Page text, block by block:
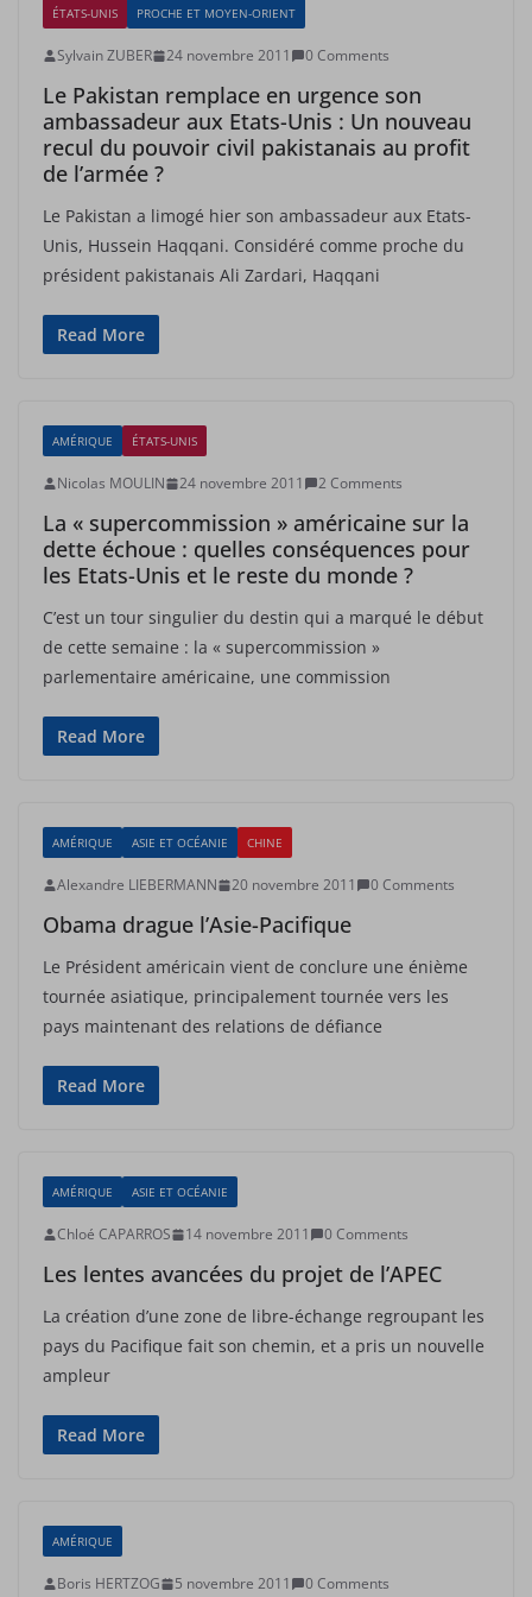
ÉTATS-UNIS
PROCHE ET MOYEN-ORIENT
Sylvain ZUBER 24 novembre 2011 0 Comments
Le Pakistan remplace en urgence son
ambassadeur aux Etats-Unis : Un nouveau
recul du pouvoir civil pakistanais au profit
de l’armée ?
Le Pakistan a limogé hier son ambassadeur aux Etats-
Unis, Hussein Haqqani. Considéré comme proche du
président pakistanais Ali Zardari, Haqqani
Read More
AMÉRIQUE ÉTATS-UNIS
Nicolas MOULIN 24 novembre 2011 2 Comments
La « supercommission » américaine sur la
dette échoue : quelles conséquences pour
les Etats-Unis et le reste du monde ?
C’est un tour singulier du destin qui a marqué le début
de cette semaine : la « supercommission »
parlementaire américaine, une commission
Read More
AMÉRIQUE ASIE ET OCÉANIE CHINE
Alexandre LIEBERMANN 20 novembre 2011 0 Comments
Obama drague l’Asie-Pacifique
Le Président américain vient de conclure une énième
tournée asiatique, principalement tournée vers les
pays maintenant des relations de défiance
Read More
AMÉRIQUE ASIE ET OCÉANIE
Chloé CAPARROS 14 novembre 2011 0 Comments
Les lentes avancées du projet de l’APEC
La création d’une zone de libre-échange regroupant les
pays du Pacifique fait son chemin, et a pris un nouvelle
ampleur
Read More
AMÉRIQUE
Boris HERTZOG 5 novembre 2011 0 Comments